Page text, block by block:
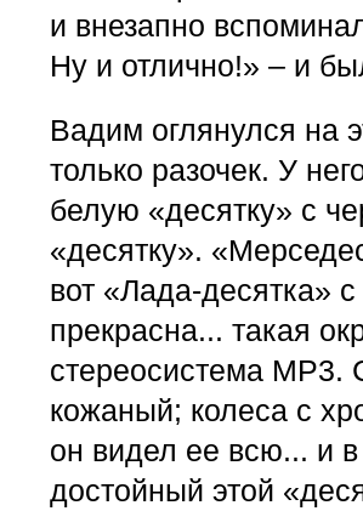
и внезапно
Ну и отлично!» – и
Вадим оглянулся на
только разочек. У
белую «десятку» с
«десятку».
вот «Лада-десятка»
прекрасна... такая
стереосистема МР3.
кожаный; колеса с
он видел ее всю... и
достойный этой